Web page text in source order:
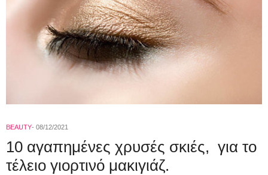
BEAUTY 08/12/2021
10 αγαπημένες χρυσές σκιές, για το
τέλειο γιορτινό μακιγιάζ.